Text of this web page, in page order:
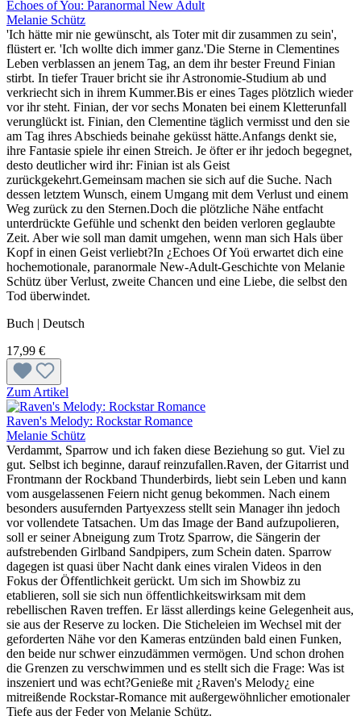
Echoes of You: Paranormal New Adult
Melanie Schütz
'Ich hätte mir nie gewünscht, als Toter mit dir zusammen zu sein',
flüstert er. 'Ich wollte dich immer ganz.'Die Sterne in Clementines
Leben verblassen an jenem Tag, an dem ihr bester Freund Finian
stirbt. In tiefer Trauer bricht sie ihr Astronomie-Studium ab und
verkriecht sich in ihrem Kummer.Bis er eines Tages plötzlich wieder
vor ihr steht. Finian, der vor sechs Monaten bei einem Kletterunfall
verunglückt ist. Finian, den Clementine täglich vermisst und den sie
am Tag ihres Abschieds beinahe geküsst hätte.Anfangs denkt sie,
ihre Fantasie spiele ihr einen Streich. Je öfter er ihr jedoch begegnet,
desto deutlicher wird ihr: Finian ist als Geist
zurückgekehrt.Gemeinsam machen sie sich auf die Suche. Nach
dessen letztem Wunsch, einem Umgang mit dem Verlust und einem
Weg zurück zu den Sternen.Doch die plötzliche Nähe entfacht
unterdrückte Gefühle und schenkt den beiden verloren geglaubte
Zeit. Aber wie soll man damit umgehen, wenn man sich Hals über
Kopf in einen Geist verliebt?In ¿Echoes Of Yoü erwartet dich eine
hochemotionale, paranormale New-Adult-Geschichte von Melanie
Schütz über Verlust, zweite Chancen und eine Liebe, die selbst den
Tod überwindet.
Buch | Deutsch
17,99 €
Zum Artikel
Raven's Melody: Rockstar Romance
Melanie Schütz
Verdammt, Sparrow und ich faken diese Beziehung so gut. Viel zu
gut. Selbst ich beginne, darauf reinzufallen.Raven, der Gitarrist und
Frontmann der Rockband Thunderbirds, liebt sein Leben und kann
vom ausgelassenen Feiern nicht genug bekommen. Nach einem
besonders ausufernden Partyexzess stellt sein Manager ihn jedoch
vor vollendete Tatsachen. Um das Image der Band aufzupolieren,
soll er seiner Abneigung zum Trotz Sparrow, die Sängerin der
aufstrebenden Girlband Sandpipers, zum Schein daten. Sparrow
dagegen ist quasi über Nacht dank eines viralen Videos in den
Fokus der Öffentlichkeit gerückt. Um sich im Showbiz zu
etablieren, soll sie sich nun öffentlichkeitswirksam mit dem
rebellischen Raven treffen. Er lässt allerdings keine Gelegenheit aus,
sie aus der Reserve zu locken. Die Sticheleien im Wechsel mit der
geforderten Nähe vor den Kameras entzünden bald einen Funken,
den beide nur schwer einzudämmen vermögen. Und schon drohen
die Grenzen zu verschwimmen und es stellt sich die Frage: Was ist
inszeniert und was echt?Genieße mit ¿Raven's Melody¿ eine
mitreißende Rockstar-Romance mit außergewöhnlicher emotionaler
Tiefe aus der Feder von Melanie Schütz.